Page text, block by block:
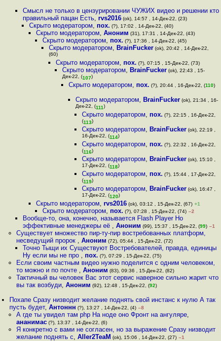
Смысл не только в цензурировании ЧУЖИХ видео и решении кто
правильный пацан Есть, rvs2016(ok), 14:57 , 14-Дек-22, (23)
Скрыто модератором, пох. (?), 17:02 , 14-Дек-22, (40)
Скрыто модератором, Аноним (31), 17:31 , 14-Дек-22, (43)
Скрыто модератором, пох. (?), 17:36 , 14-Дек-22, (45)
Скрыто модератором, BrainFucker (ok), 20:42 , 14-Дек-22,
(60)
Скрыто модератором, пох. (?), 07:15 , 15-Дек-22, (73)
Скрыто модератором, BrainFucker(ok), 22:43 , 15-
Дек-22, (107)
Скрыто модератором, пох. (?), 20:44 , 16-Дек-22, (110)
Скрыто модератором, BrainFucker(ok), 21:34 , 16-
Дек-22, (111)
Скрыто модератором, пох. (?), 22:15 , 16-Дек-22,
(113)
Скрыто модератором, BrainFucker(ok), 22:19 ,
16-Дек-22, (114)
Скрыто модератором, пох. (?), 22:32 , 16-Дек-22,
(116)
Скрыто модератором, BrainFucker(ok), 15:10 ,
17-Дек-22, (118)
Скрыто модератором, пох. (?), 15:44 , 17-Дек-22,
(119)
Скрыто модератором, BrainFucker(ok), 16:47 ,
17-Дек-22, (120)
Скрыто модератором, rvs2016(ok), 03:12 , 15-Дек-22, (67) +1
Скрыто модератором, пох. (?), 07:28 , 15-Дек-22, (74) –2
Вообще-то, она, конечно, называется Flash Player Но
эффективные менеджеры её , Аноним (99), 15:37 , 15-Дек-22, (99) –1
Существует множество пир-ту-пир востребованных платформ,
несведущий пророк , Аноним (72), 05:44 , 15-Дек-22, (72)
Точно Тыщи их Существуют Востребователей, правда, единицы
Ну если мы не про , пох. (?), 07:29 , 15-Дек-22, (75)
Если своим частным видео нужно поделится с одним человеком,
то можно и по почте , Аноним (83), 09:36 , 15-Дек-22, (82)
Тактичный вы человек Вас этот сервис наверное сильно жарит что
вы так возбуди, Аноним (92), 12:48 , 15-Дек-22, (92)
Похапе Сразу низводит желание поднять свой инстанс к нулю А так
пусть будет,Антоннн (?), 13:27 , 14-Дек-22, (4) –8
А где ты увидел там php На ноде оно Фронт на ангуляре,
ананимас(?), 13:37 , 14-Дек-22, (6)
Я конкретно с вами не согласен, но за выражение Сразу низводит
желание поднять с, Aller2TeaM (ok), 15:06 , 14-Дек-22, (27) –1